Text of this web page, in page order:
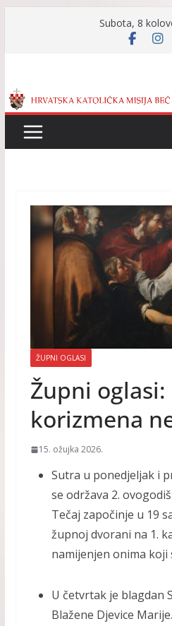
Subota, 8
ŽUPNI OGLASI
Župni
korizmena
15. ožujka 2026.
Sutra u ponedjeljak i
se održava 2.
Tečaj započinje u 19
župnoj dvorani na 1.
namijenjen onima koji
U četvrtak je blagdan
Blažene Djevice